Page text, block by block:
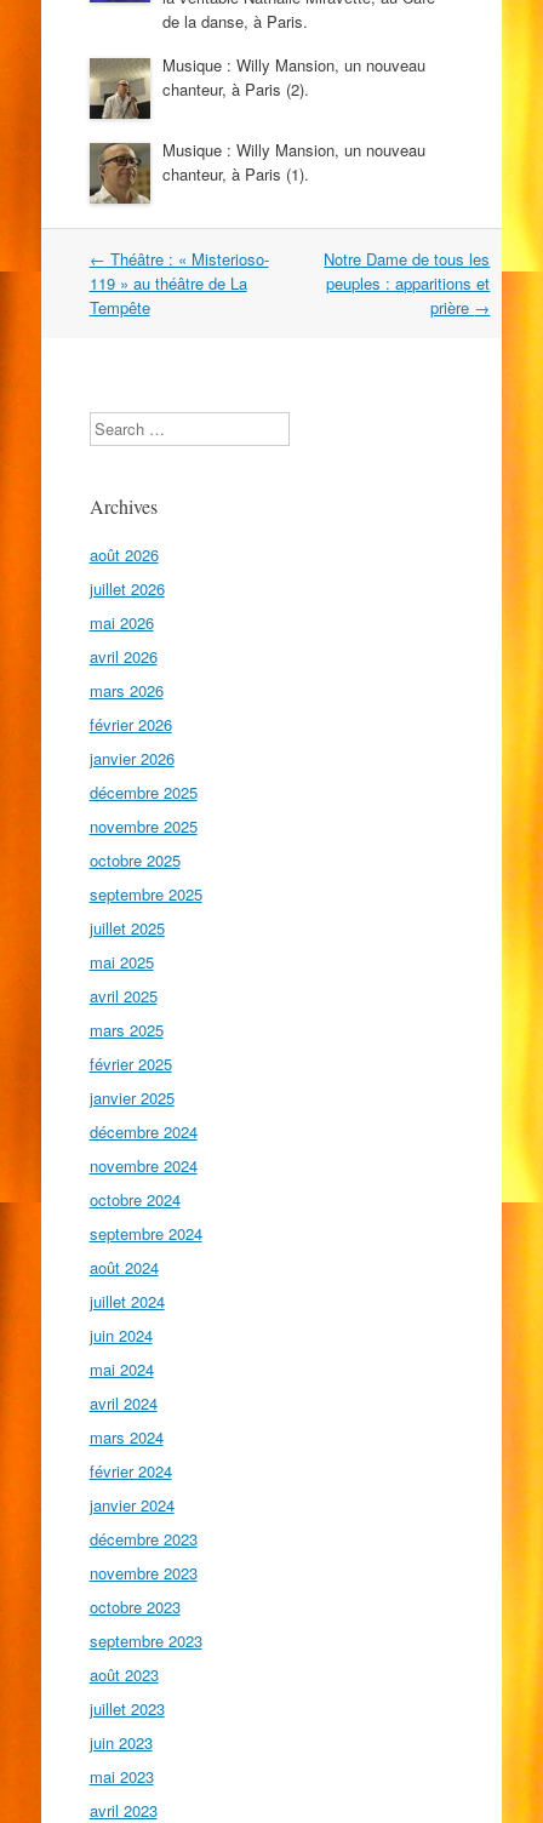
de la danse, à Paris.
Musique : Willy Mansion, un nouveau
chanteur, à Paris (2).
Musique : Willy Mansion, un nouveau
chanteur, à Paris (1).
Navigation
dans
les
← Théâtre : « Misterioso-
119 » au théâtre de La
Tempête
Notre Dame de tous les
peuples : apparitions et
prière →
Search
Archives
août 2026
juillet 2026
mai 2026
avril 2026
mars 2026
février 2026
janvier 2026
décembre 2025
novembre 2025
octobre 2025
septembre 2025
juillet 2025
mai 2025
avril 2025
mars 2025
février 2025
janvier 2025
décembre 2024
novembre 2024
octobre 2024
septembre 2024
août 2024
juillet 2024
juin 2024
mai 2024
avril 2024
mars 2024
février 2024
janvier 2024
décembre 2023
novembre 2023
octobre 2023
septembre 2023
août 2023
juillet 2023
juin 2023
mai 2023
avril 2023